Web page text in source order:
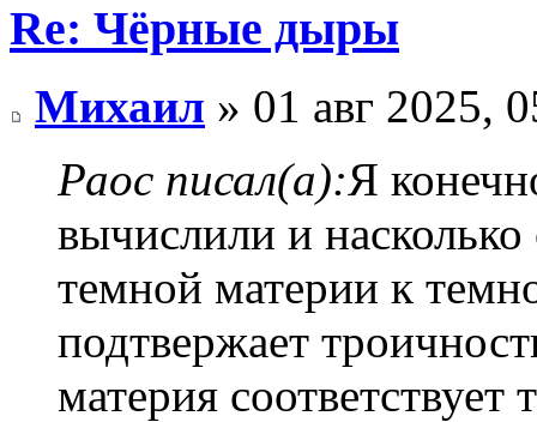
Re: Чёрные дыры
Михаил » 01 авг 2025,
Раос писал(а):Я
вычислили и
темной материи к
подтвержает
материя соответствует